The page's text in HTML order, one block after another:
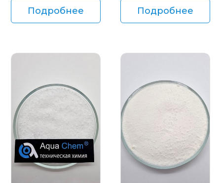
Подробнее Подробнее